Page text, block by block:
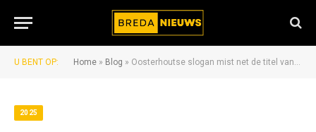
U BENT OP: Home » Blog » Oosterhoutse slogan mist net de titel van ‘slechtste slogan van het jaar’
2025